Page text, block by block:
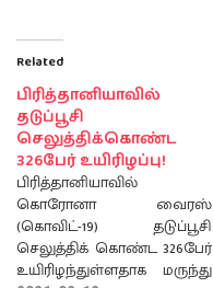
Related
பிரித்தானியாவில்
தடுப்பூசி
செலுத்திக்கொண்ட
326பேர் உயிரிழப்பு!
பிரித்தானியாவில்
கொரோனா வைரஸ்
(கொவிட்-19) தடுப்பூசி
செலுத்திக் கொண்ட 326பேர்
உயிரிழந்துள்ளதாக மருந்து